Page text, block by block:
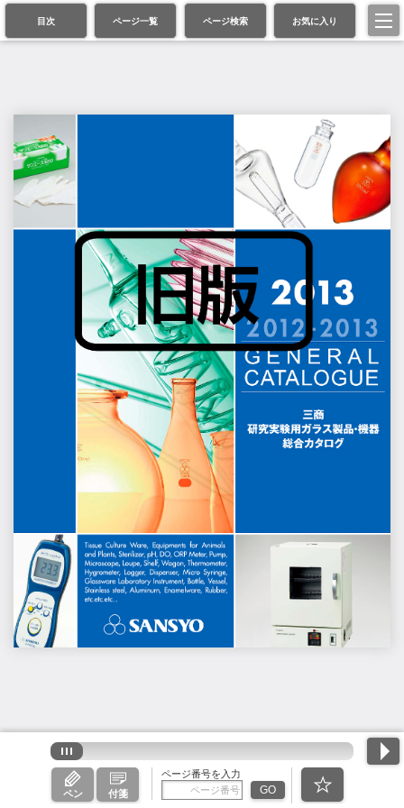
目次 ページ一覧 ページ検索 お気に入り
ペン 付箋
ページ番号を入力
GO